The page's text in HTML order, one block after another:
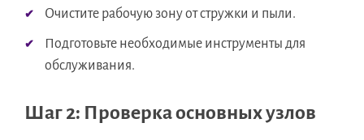
Очистите рабочую зону от стружки и пыли.
Подготовьте необходимые инструменты для
обслуживания.
Шаг 2: Проверка основных узлов